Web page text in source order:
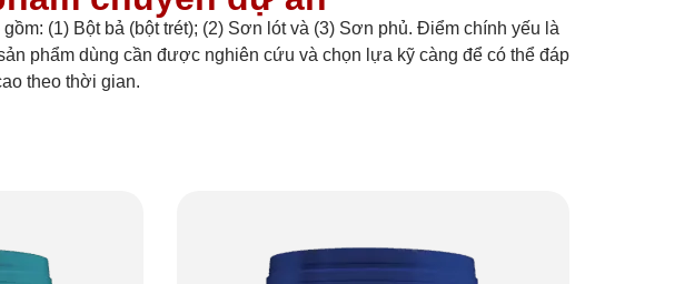
(1) Bột bả (bột trét); (2) Sơn lót và (3) Sơn phủ. Điểm chính yếu là
phẩm dùng cần được nghiên cứu và chọn lựa kỹ càng để có thể đáp
theo thời gian.